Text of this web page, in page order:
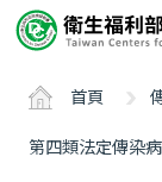
要
ALT+C
首頁
第四類法定傳染病